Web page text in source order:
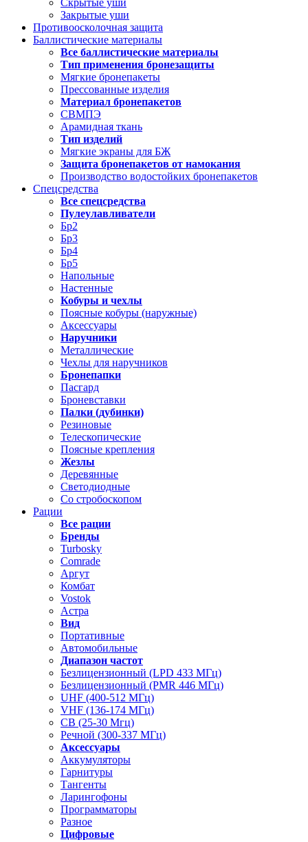
Скрытые уши
Закрытые уши
Противоосколочная защита
Баллистические материалы
Все баллистические материалы
Тип применения бронезащиты
Мягкие бронепакеты
Прессованные изделия
Материал бронепакетов
СВМПЭ
Арамидная ткань
Тип изделий
Мягкие экраны для БЖ
Защита бронепакетов от намокания
Производство водостойких бронепакетов
Спецсредства
Все спецсредства
Пулеулавливатели
Бр2
Бр3
Бр4
Бр5
Напольные
Настенные
Кобуры и чехлы
Поясные кобуры (наружные)
Аксессуары
Наручники
Металлические
Чехлы для наручников
Бронепапки
Пасгард
Броневставки
Палки (дубинки)
Резиновые
Телескопические
Поясные крепления
Жезлы
Деревянные
Светодиодные
Со стробоскопом
Рации
Все рации
Бренды
Turbosky
Comrade
Аргут
Комбат
Vostok
Астра
Вид
Портативные
Автомобильные
Диапазон частот
Безлицензионный (LPD 433 МГц)
Безлицензионный (PMR 446 МГц)
UHF (400-512 МГц)
VHF (136-174 МГц)
CB (25-30 Мгц)
Речной (300-337 МГц)
Аксессуары
Аккумуляторы
Гарнитуры
Тангенты
Ларингофоны
Программаторы
Разное
Цифровые